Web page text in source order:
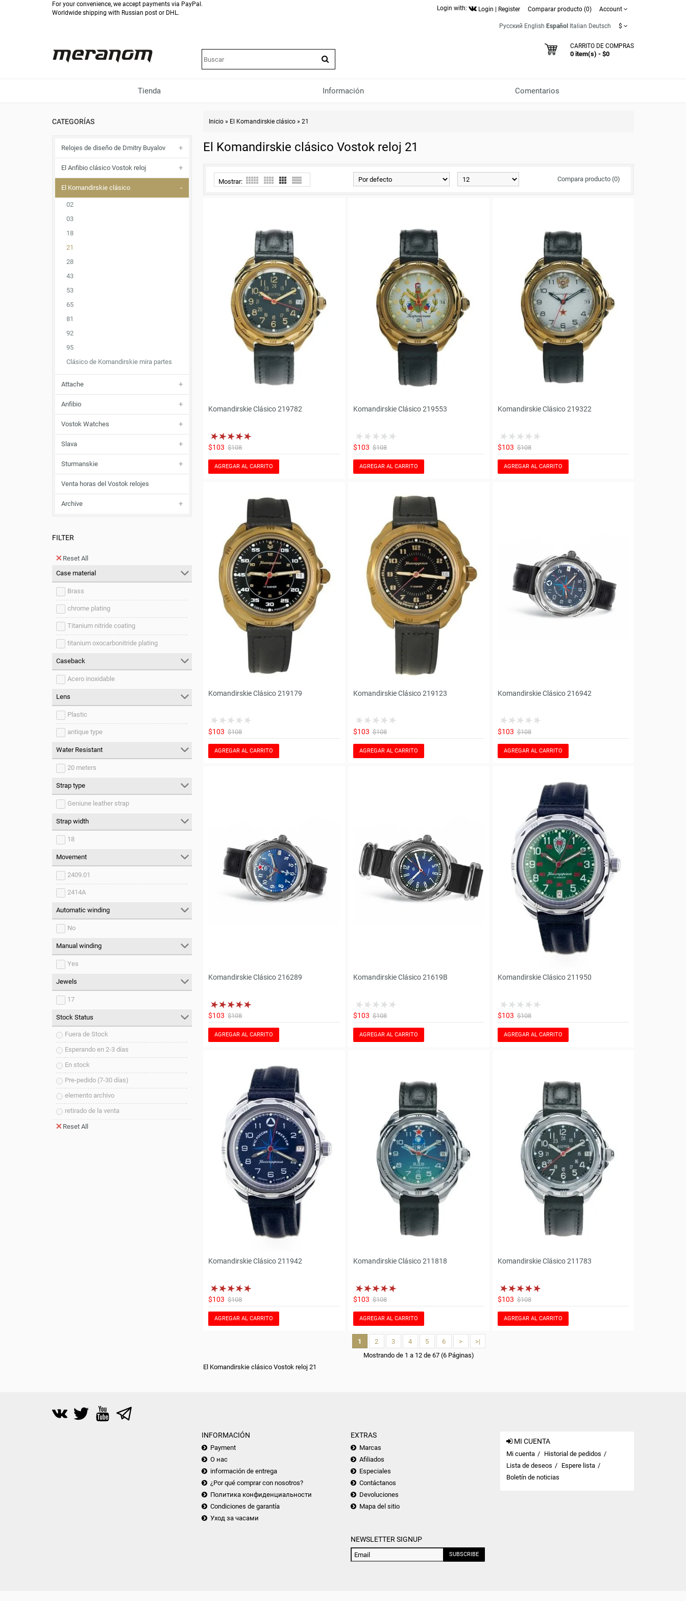
For your convenience, we accept payments via PayPal.
Worldwide shipping with Russian post or DHL.
Login with: Login Register Comparar producto (0) Account
Русский English Español Italian Deutsch $
CARRITO DE COMPRAS
0 item(s) - $0
Tienda Información Comentarios
CATEGORÍAS
Relojes de diseño de Dmitry Buyalov
El Anfibio clásico Vostok reloj
El Komandirskie clásico
02
03
18
21
28
43
53
65
81
92
95
Clásico de Komandirskie mira partes
Attache
Anfibio
Vostok Watches
Slava
Sturmanskie
Venta horas del Vostok relojes
Archive
FILTER
Reset All
Case material
Brass
chrome plating
Titanium nitride coating
titanium oxocarbonitride plating
Caseback
Acero inoxidable
Lens
Plastic
antique type
Water Resistant
20 meters
Strap type
Geniune leather strap
Strap width
18
Movement
2409.01
2414A
Automatic winding
No
Manual winding
Yes
Jewels
17
Stock Status
Fuera de Stock
Esperando en 2-3 días
En stock
Pre-pedido (7-30 días)
elemento archivo
retirado de la venta
Reset All
Inicio » El Komandirskie clásico »21
El Komandirskie clásico Vostok reloj 21
Mostrar: Compara producto (0)
Komandirskie Clásico 219782
$103 $108
AGREGAR AL CARRITO
Komandirskie Clásico 219553
$103 $108
AGREGAR AL CARRITO
Komandirskie Clásico 219322
$103 $108
AGREGAR AL CARRITO
Komandirskie Clásico 219179
$103 $108
AGREGAR AL CARRITO
Komandirskie Clásico 219123
$103 $108
AGREGAR AL CARRITO
Komandirskie Clásico 216942
$103 $108
AGREGAR AL CARRITO
Komandirskie Clásico 216289
$103 $108
AGREGAR AL CARRITO
Komandirskie Clásico 21619B
$103 $108
AGREGAR AL CARRITO
Komandirskie Clásico 211950
$103 $108
AGREGAR AL CARRITO
Komandirskie Clásico 211942
$103 $108
AGREGAR AL CARRITO
Komandirskie Clásico 211818
$103 $108
AGREGAR AL CARRITO
Komandirskie Clásico 211783
$103 $108
AGREGAR AL CARRITO
1 2 3 4 5 6 >
>|
Mostrando de 1 a 12 de 67 (6 Páginas)
El Komandirskie clásico Vostok reloj 21
INFORMACIÓN
Payment
О нас
información de entrega
¿Por qué comprar con nosotros?
Политика конфиденциальности
Condiciones de garantía
Уход за часами
EXTRAS
Marcas
Afiliados
Especiales
Contáctanos
Devoluciones
Mapa del sitio
NEWSLETTER SIGNUP
SUBSCRIBE
MI CUENTA
Mi cuenta
Historial de pedidos
Lista de deseos
Espere lista
Boletín de noticias